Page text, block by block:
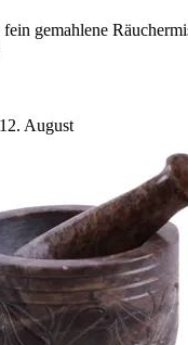
gemahlene
August